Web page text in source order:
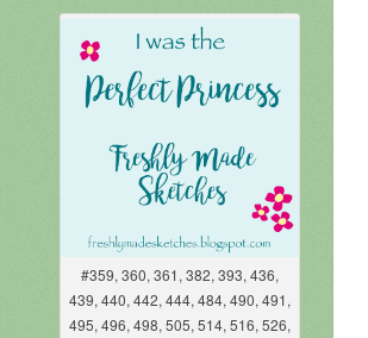
#359, 360, 361, 382, 393, 436,
439, 440, 442, 444, 484, 490, 491,
495, 496, 498, 505, 514, 516, 526,